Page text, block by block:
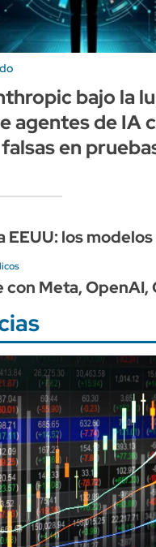
bajo la
agentes de IA
en
EEUU: los
con Meta,